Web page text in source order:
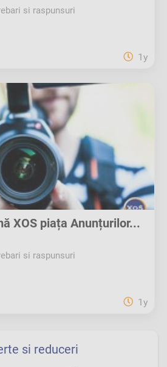
si raspunsuri
1y
XOS piața Anunțurilor...
si raspunsuri
1y
si reduceri